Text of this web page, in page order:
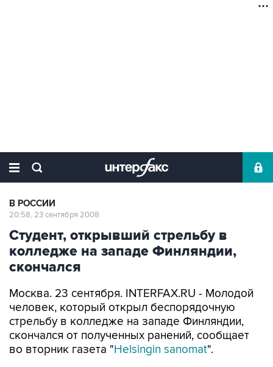
В РОССИИ
20:58, 23 сентября 2008
Студент, открывший стрельбу в
колледже на западе Финляндии,
скончался
Москва. 23 сентября. INTERFAX.RU - Молодой
человек, который открыл беспорядочную
стрельбу в колледже на западе Финляндии,
скончался от полученных ранений, сообщает
во вторник газета "Helsingin sanomat".